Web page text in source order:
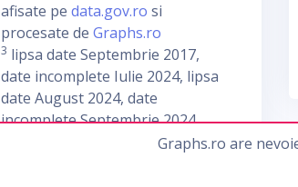
Graphs.ro are
afisate pe data.gov.ro si
procesate de Graphs.ro
3 lipsa date Septembrie 2017,
date incomplete Iulie 2024, lipsa
date August 2024, date
incomplete Septembrie 2024